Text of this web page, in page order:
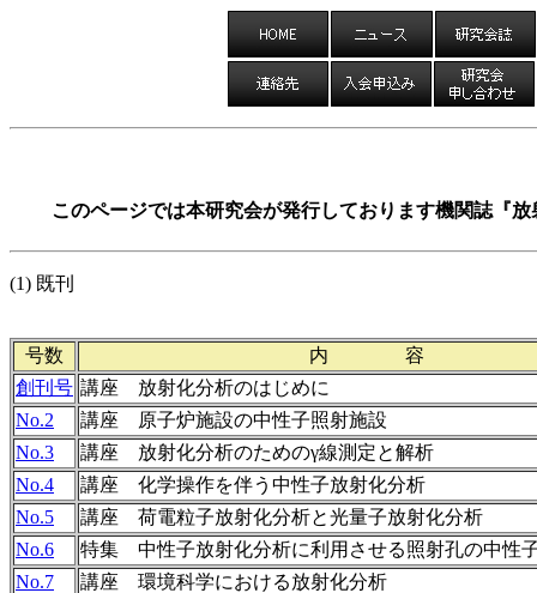
このページでは本研究会が発行しております機関誌『
(1) 既刊
号数
内 容
創刊号 講座 放射化分析のはじめに
No.2
講座 原子炉施設の中性子照射施設
No.3
講座 放射化分析のためのγ線測定と解析
No.4
講座 化学操作を伴う中性子放射化分析
No.5
講座 荷電粒子放射化分析と光量子放射化分析
No.6
特集 中性子放射化分析に利用させる照射孔の中性
No.7
講座 環境科学における放射化分析